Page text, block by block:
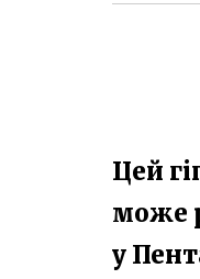
Цей
може
у